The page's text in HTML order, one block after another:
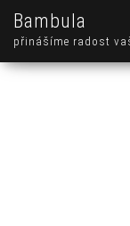
Bambula
přinášíme radost